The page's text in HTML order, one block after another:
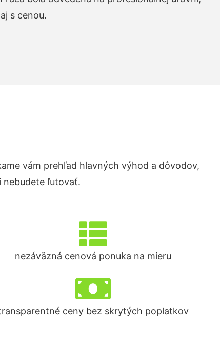
s cenou.
vám prehľad hlavných výhod a dôvodov,
nebudete ľutovať.
nezáväzná cenová ponuka na mieru
ceny bez skrytých poplatkov